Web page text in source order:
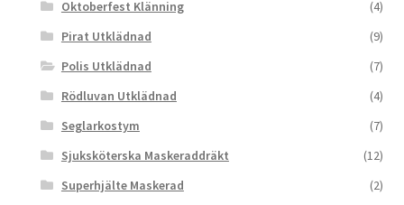
Oktoberfest Klänning
(4)
Pirat Utklädnad
(9)
Polis Utklädnad
(7)
Rödluvan Utklädnad
(4)
Seglarkostym
(7)
Sjuksköterska Maskeraddräkt
(12)
Superhjälte Maskerad
(2)